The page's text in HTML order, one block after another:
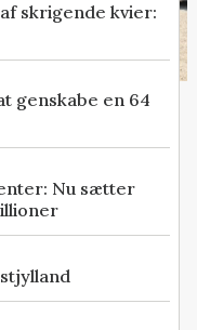
skrigende kvier:
genskabe en 64
Nu sætter